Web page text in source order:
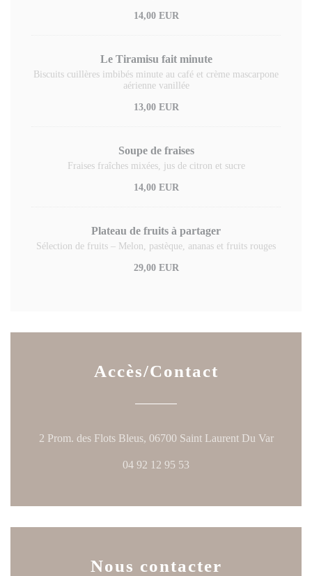
14,00 EUR
Le Tiramisu fait minute
Biscuits cuillères imbibés minute au café et crème mascarpone
aérienne vanillée
13,00 EUR
Soupe de fraises
Fraises fraîches mixées, jus de citron et sucre
14,00 EUR
Plateau de fruits à partager
Sélection de fruits – Melon, pastèque, ananas et fruits rouges
29,00 EUR
Accès/Contact
2 Prom. des Flots Bleus, 06700 Saint Laurent Du Var((ouvre
04 92 12 95 53
Nous contacter